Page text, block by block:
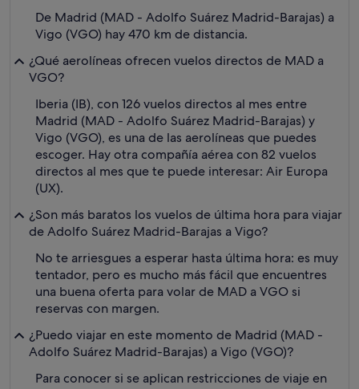
De Madrid (MAD - Adolfo Suárez Madrid-Barajas) a
Vigo (VGO) hay 470 km de distancia.
¿Qué aerolíneas ofrecen vuelos directos de MAD a
VGO?
Iberia (IB), con 126 vuelos directos al mes entre
Madrid (MAD - Adolfo Suárez Madrid-Barajas) y
Vigo (VGO), es una de las aerolíneas que puedes
escoger. Hay otra compañía aérea con 82 vuelos
directos al mes que te puede interesar: Air Europa
(UX).
¿Son más baratos los vuelos de última hora para viajar
de Adolfo Suárez Madrid-Barajas a Vigo?
No te arriesgues a esperar hasta última hora: es muy
tentador, pero es mucho más fácil que encuentres
una buena oferta para volar de MAD a VGO si
reservas con margen.
¿Puedo viajar en este momento de Madrid (MAD -
Adolfo Suárez Madrid-Barajas) a Vigo (VGO)?
Para conocer si se aplican restricciones de viaje en